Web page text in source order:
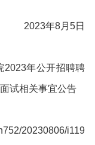
2023年8月5日
年公开招聘聘
试相关事宜公告
20230806/i119